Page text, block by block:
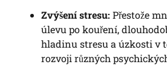
Zvýšení stresu: Přestože
úlevu po kouření,
hladinu stresu a úzkosti v
rozvoji různých